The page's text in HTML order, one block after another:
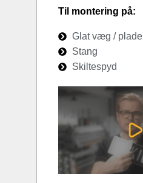
Til montering på:
Glat væg / plade
Stang
Skiltespyd